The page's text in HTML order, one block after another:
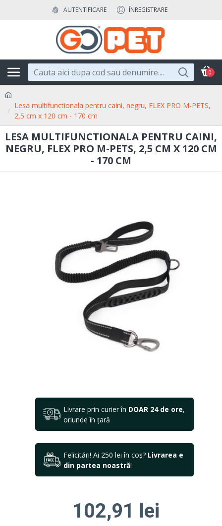
AUTENTIFICARE ÎNREGISTRARE
0
Lesa multifunctionala pentru caini, negru, FLEX PRO M-PETS,
2,5 cm x 120 cm - 170 cm
LESA MULTIFUNCTIONALA PENTRU CAINI,
NEGRU, FLEX PRO M-PETS, 2,5 CM X 120 CM
- 170 CM
Livrare prin curier în DOAR 24 de ore,
oriunde în țară
Felicitări! Ai 250 lei în coș? Livrarea e
din partea noastră!
102,91 lei